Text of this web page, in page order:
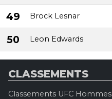
49
Brock Lesnar
50
Leon Edwards
CLASSEMENTS
Classements UFC Hommes